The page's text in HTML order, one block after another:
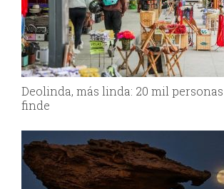
Deolinda, más linda: 20 mil
finde